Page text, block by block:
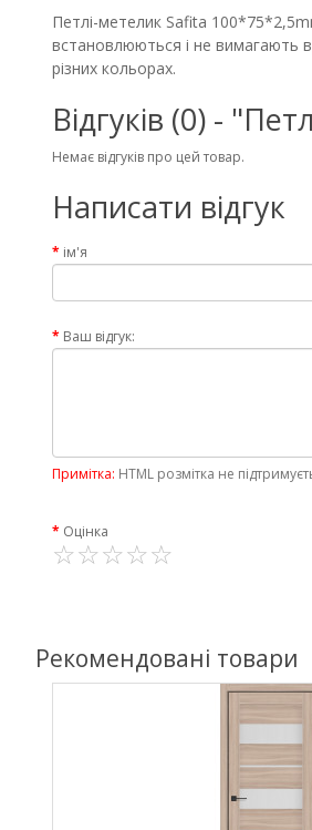
Петлі-метелик Safita
встановлюються і не вимагають
різних кольорах.
Відгуків (0) -
Немає відгуків про цей товар.
Написати відгук
ім'я
Ваш відгук:
Примітка: HTML розмітка не
Оцінка
Рекомендовані товари